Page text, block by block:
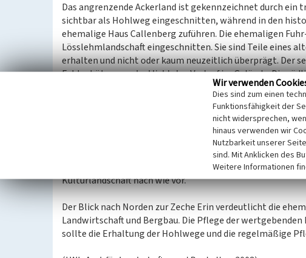
Das angrenzende Ackerland ist gekennzeichnet durch ein
sichtbar als Hohlweg eingeschnitten, während in den
ehemalige Haus Callenberg zuführen. Die ehemaligen
Lösslehmlandschaft eingeschnitten. Sie sind Teile eines
erhalten und nicht oder kaum neuzeitlich überprägt. Der
Feldgehölzen verdeutlicht den Verlauf im Gelände. Die
Landwehr, welche sich als gliederndes Element in West-
Hellwegs zieht und eine historische Grenze nach Süden
Die Bauerschaft Obercastrop erstreckt sich im Norden
bildet den heutigen Stadtteil. Trotz der starken
mit der Überformung der bäuerlich geprägten
Castroper Hellwegs zahlreiche Hofstandorte
Kulturlandschaft nach wie vor.
Der Blick nach Norden zur Zeche Erin verdeutlicht die
Landwirtschaft und Bergbau. Die Pflege der
sollte die Erhaltung der Hohlwege und die regelmäßige
Wir verwenden
Dies sind zum einen
Funktionsfähigkeit der
nicht widersprechen,
hinaus verwenden wir
Nutzbarkeit unserer
sind. Mit Anklicken des
Weitere Informationen